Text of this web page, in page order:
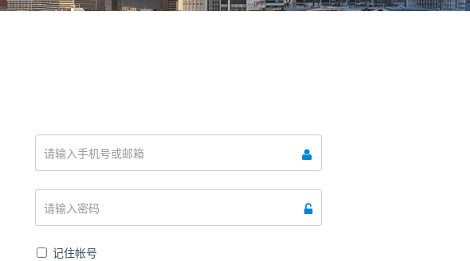
记住帐号